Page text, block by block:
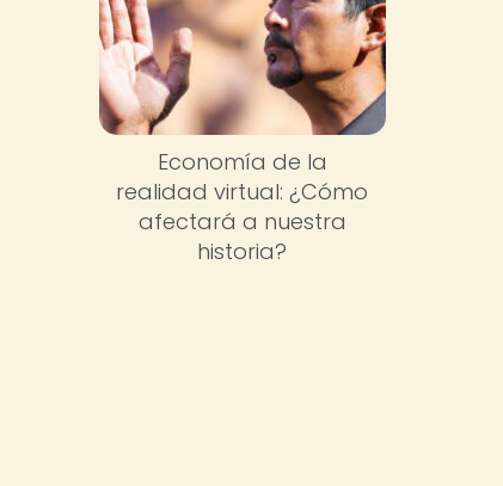
Economía de la
realidad virtual: ¿Cómo
afectará a nuestra
historia?